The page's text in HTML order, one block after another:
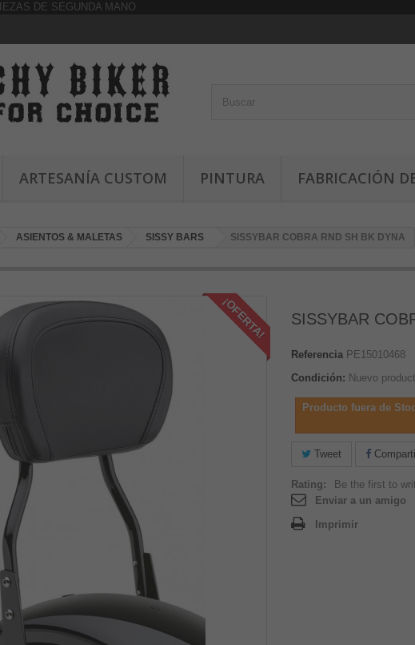
ARTESANÍA CUSTOM PINTURA FABRICACIÓN
ASIENTOS & MALETAS SISSY BARS SISSYBAR COBRA RND SH BK DYNA
¡OFERTA! SISSYBAR
Referencia PE15010468
Condición: Nuevo
Producto fuera de
Tweet
Rating:
Be the first to
Enviar a un amigo
Imprimir